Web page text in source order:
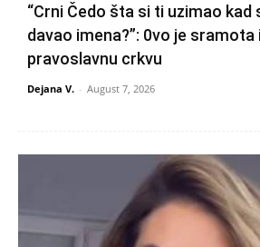
“Crni Čedo šta si ti uzimao kad
davao imena?”: 0vo je sramota
pravoslavnu crkvu
Dejana V. - August 7, 2026